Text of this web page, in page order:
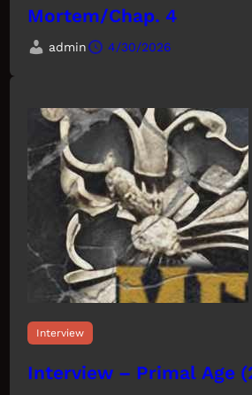
Mortem/Chap. 4
admin 4/30/2026
Interview
Interview – Primal Age